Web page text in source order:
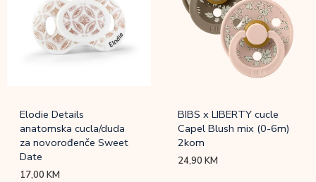
Elodie Details
anatomska cucla/duda
za novorođenče Sweet
Date
17,00KM
BIBS x LIBERTY cucle
Capel Blush mix (0-6m)
2kom
24,90KM